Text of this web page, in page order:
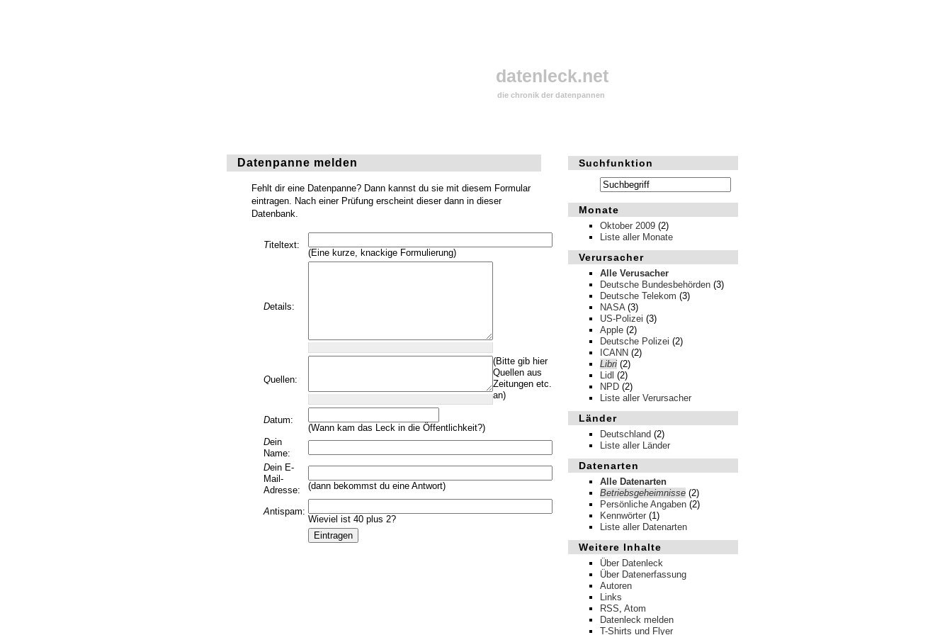
datenleck.net
die chronik der datenpannen
Suchfunktion
Monate
Oktober 2009 (2)
Liste aller Monate
Verursacher
Alle Verusacher
Deutsche Bundesbehörden (3)
Deutsche Telekom (3)
NASA(3)
US-Polizei (3)
Apple (2)
Deutsche Polizei (2)
ICANN (2)
Libri (2)
Lidl (2)
NPD (2)
Liste aller Verursacher
Länder
Deutschland (2)
Liste aller Länder
Datenarten
Alle Datenarten
Betriebsgeheimnisse (2)
Persönliche Angaben (2)
Kennwörter (1)
Liste aller Datenarten
Weitere Inhalte
Über Datenleck
Über Datenerfassung
Autoren
Links
RSS, Atom
Datenleck melden
T-Shirts und Flyer
Datenpanne melden
Fehlt dir eine Datenpanne? Dann kannst du sie mit diesem Formular
eintragen. Nach einer Prüfung erscheint dieser dann in dieser
Datenbank.
Titeltext:
(Eine kurze, knackige Formulierung)
Details:
Quellen:
(Bitte gib hier
Quellen aus
Zeitungen etc.
an)
Datum:
(Wann kam das Leck in die Öffentlichkeit?)
Dein
Name:
Dein E-
Mail-
Adresse:
(dann bekommst du eine Antwort)
Antispam:
Wieviel ist 40 plus 2?